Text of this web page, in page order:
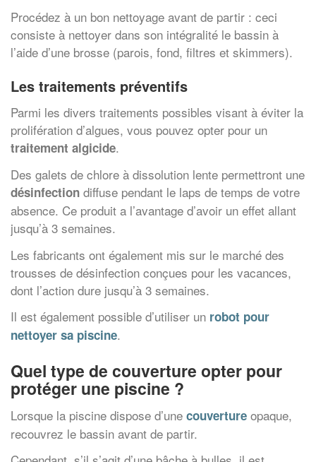
Procédez à un bon nettoyage avant de partir : ceci
consiste à nettoyer dans son intégralité le bassin à
l’aide d’une brosse (parois, fond, filtres et skimmers).
Les traitements préventifs
Parmi les divers traitements possibles visant à éviter la
prolifération d’algues, vous pouvez opter pour un
traitement algicide.
Des galets de chlore à dissolution lente permettront une
désinfection diffuse pendant le laps de temps de votre
absence. Ce produit a l’avantage d’avoir un effet allant
jusqu’à 3 semaines.
Les fabricants ont également mis sur le marché des
trousses de désinfection conçues pour les vacances,
dont l’action dure jusqu’à 3 semaines.
Il est également possible d’utiliser un robot pour
nettoyer sa piscine.
Quel type de couverture opter pour
protéger une piscine ?
Lorsque la piscine dispose d’une couverture opaque,
recouvrez le bassin avant de partir.